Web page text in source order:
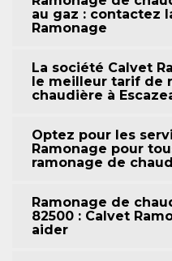
au gaz : contactez
Ramonage
La société Calvet
le meilleur tarif de
chaudière à
Optez pour les
Ramonage pour
ramonage de
Ramonage de
82500 : Calvet
aider